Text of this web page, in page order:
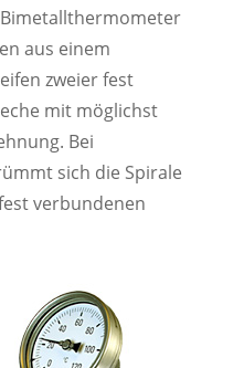
aus einem
zweier fest
mit möglichst
Bei
sich die Spirale
verbundenen